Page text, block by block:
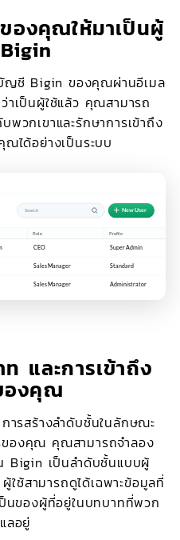
องคุณให้มาเป็นผู้
ญชี Bigin ของคุณผ่านอีเมล
าเป็นผู้ใช้แล้ว คุณสามารถ
พวกเขาและรักษาการเข้าถึง
ได้อย่างเป็นระบบ
และการเข้าถึง
องคุณ
ารสร้างลำดับชั้นในลักษณะ
ของคุณ คุณสามารถจำลอง
Bigin เป็นลำดับชั้นแบบผู้
ช้สามารถดูได้เฉพาะข้อมูลที่
ป็นของผู้ที่อยู่ในบทบาทที่พวก
ลอยู่